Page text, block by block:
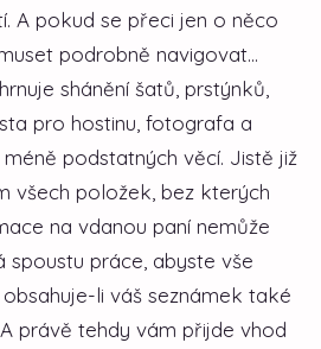
A pokud se přeci jen o něco
podrobně navigovat...
shánění šatů, prstýnků,
pro hostinu, fotografa a
podstatných věcí. Jistě již
všech položek, bez kterých
na vdanou paní nemůže
spoustu práce, abyste vše
obsahuje-li váš seznámek také
právě tehdy vám přijde vhod